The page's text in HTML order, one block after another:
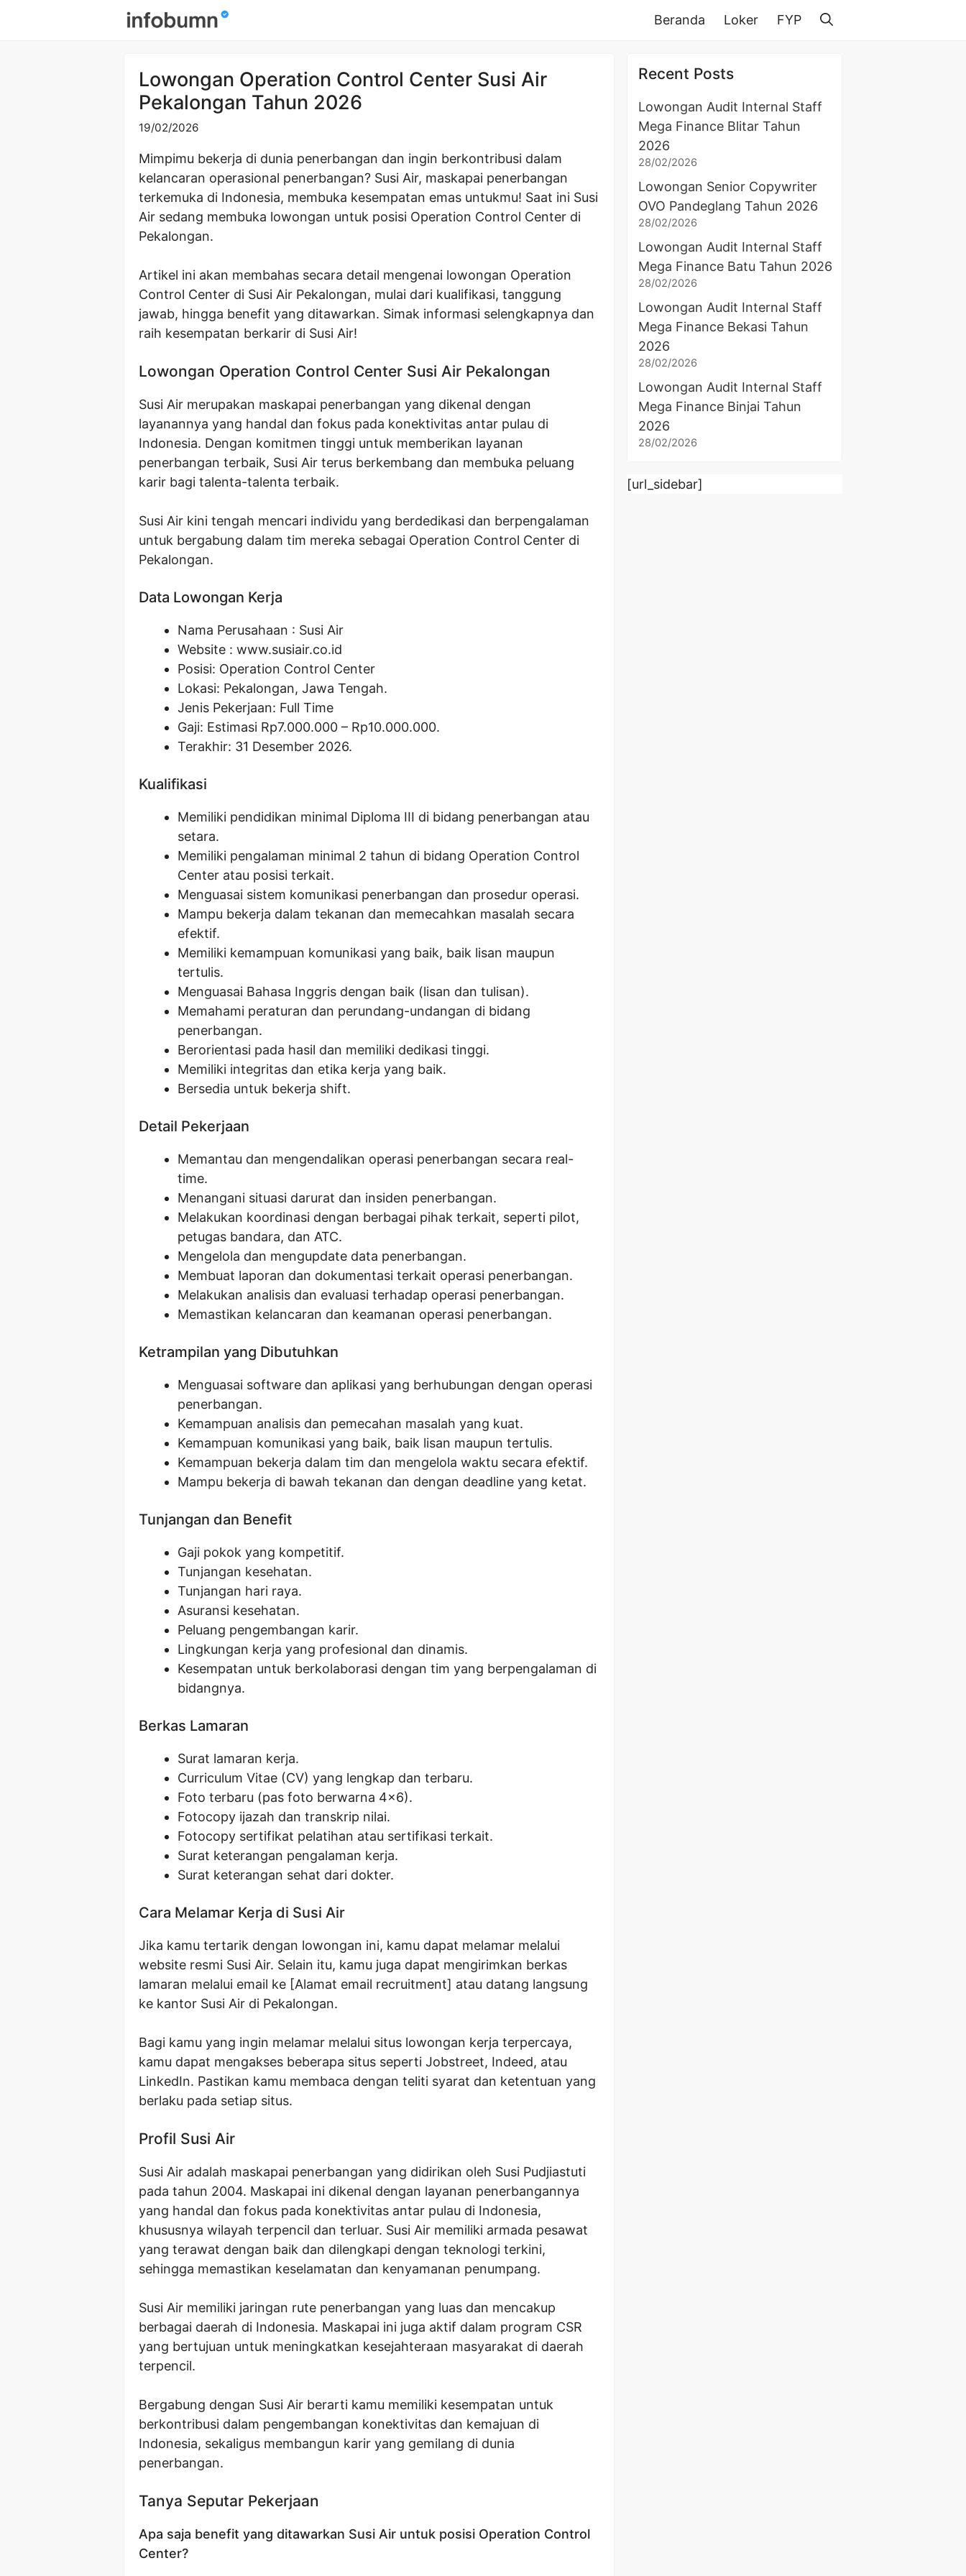
Beranda Loker FYP
Lowongan Operation Control Center Susi Air
Pekalongan Tahun 2026
19/02/2026
Mimpimu bekerja di dunia penerbangan dan ingin berkontribusi dalam
kelancaran operasional penerbangan? Susi Air, maskapai penerbangan
terkemuka di Indonesia, membuka kesempatan emas untukmu! Saat ini Susi
Air sedang membuka lowongan untuk posisi Operation Control Center di
Pekalongan.
Artikel ini akan membahas secara detail mengenai lowongan Operation
Control Center di Susi Air Pekalongan, mulai dari kualifikasi, tanggung
jawab, hingga benefit yang ditawarkan. Simak informasi selengkapnya dan
raih kesempatan berkarir di Susi Air!
Lowongan Operation Control Center Susi Air Pekalongan
Susi Air merupakan maskapai penerbangan yang dikenal dengan
layanannya yang handal dan fokus pada konektivitas antar pulau di
Indonesia. Dengan komitmen tinggi untuk memberikan layanan
penerbangan terbaik, Susi Air terus berkembang dan membuka peluang
karir bagi talenta-talenta terbaik.
Susi Air kini tengah mencari individu yang berdedikasi dan berpengalaman
untuk bergabung dalam tim mereka sebagai Operation Control Center di
Pekalongan.
Data Lowongan Kerja
Nama Perusahaan : Susi Air
Website : www.susiair.co.id
Posisi: Operation Control Center
Lokasi: Pekalongan, Jawa Tengah.
Jenis Pekerjaan: Full Time
Gaji: Estimasi Rp7.000.000 – Rp10.000.000.
Terakhir: 31 Desember 2026.
Kualifikasi
Memiliki pendidikan minimal Diploma III di bidang penerbangan atau
setara.
Memiliki pengalaman minimal 2 tahun di bidang Operation Control
Center atau posisi terkait.
Menguasai sistem komunikasi penerbangan dan prosedur operasi.
Mampu bekerja dalam tekanan dan memecahkan masalah secara
efektif.
Memiliki kemampuan komunikasi yang baik, baik lisan maupun
tertulis.
Menguasai Bahasa Inggris dengan baik (lisan dan tulisan).
Memahami peraturan dan perundang-undangan di bidang
penerbangan.
Berorientasi pada hasil dan memiliki dedikasi tinggi.
Memiliki integritas dan etika kerja yang baik.
Bersedia untuk bekerja shift.
Detail Pekerjaan
Memantau dan mengendalikan operasi penerbangan secara real-
time.
Menangani situasi darurat dan insiden penerbangan.
Melakukan koordinasi dengan berbagai pihak terkait, seperti pilot,
petugas bandara, dan ATC.
Mengelola dan mengupdate data penerbangan.
Membuat laporan dan dokumentasi terkait operasi penerbangan.
Melakukan analisis dan evaluasi terhadap operasi penerbangan.
Memastikan kelancaran dan keamanan operasi penerbangan.
Ketrampilan yang Dibutuhkan
Menguasai software dan aplikasi yang berhubungan dengan operasi
penerbangan.
Kemampuan analisis dan pemecahan masalah yang kuat.
Kemampuan komunikasi yang baik, baik lisan maupun tertulis.
Kemampuan bekerja dalam tim dan mengelola waktu secara efektif.
Mampu bekerja di bawah tekanan dan dengan deadline yang ketat.
Tunjangan dan Benefit
Gaji pokok yang kompetitif.
Tunjangan kesehatan.
Tunjangan hari raya.
Asuransi kesehatan.
Peluang pengembangan karir.
Lingkungan kerja yang profesional dan dinamis.
Kesempatan untuk berkolaborasi dengan tim yang berpengalaman di
bidangnya.
Berkas Lamaran
Surat lamaran kerja.
Curriculum Vitae (CV) yang lengkap dan terbaru.
Foto terbaru (pas foto berwarna 4×6).
Fotocopy ijazah dan transkrip nilai.
Fotocopy sertifikat pelatihan atau sertifikasi terkait.
Surat keterangan pengalaman kerja.
Surat keterangan sehat dari dokter.
Cara Melamar Kerja di Susi Air
Jika kamu tertarik dengan lowongan ini, kamu dapat melamar melalui
website resmi Susi Air. Selain itu, kamu juga dapat mengirimkan berkas
lamaran melalui email ke [Alamat email recruitment] atau datang langsung
ke kantor Susi Air di Pekalongan.
Bagi kamu yang ingin melamar melalui situs lowongan kerja terpercaya,
kamu dapat mengakses beberapa situs seperti Jobstreet, Indeed, atau
LinkedIn. Pastikan kamu membaca dengan teliti syarat dan ketentuan yang
berlaku pada setiap situs.
Profil Susi Air
Susi Air adalah maskapai penerbangan yang didirikan oleh Susi Pudjiastuti
pada tahun 2004. Maskapai ini dikenal dengan layanan penerbangannya
yang handal dan fokus pada konektivitas antar pulau di Indonesia,
khususnya wilayah terpencil dan terluar. Susi Air memiliki armada pesawat
yang terawat dengan baik dan dilengkapi dengan teknologi terkini,
sehingga memastikan keselamatan dan kenyamanan penumpang.
Susi Air memiliki jaringan rute penerbangan yang luas dan mencakup
berbagai daerah di Indonesia. Maskapai ini juga aktif dalam program CSR
yang bertujuan untuk meningkatkan kesejahteraan masyarakat di daerah
terpencil.
Bergabung dengan Susi Air berarti kamu memiliki kesempatan untuk
berkontribusi dalam pengembangan konektivitas dan kemajuan di
Indonesia, sekaligus membangun karir yang gemilang di dunia
penerbangan.
Tanya Seputar Pekerjaan
Apa saja benefit yang ditawarkan Susi Air untuk posisi Operation Control
Center?
Recent Posts
Lowongan Audit Internal Staff
Mega Finance Blitar Tahun
2026
28/02/2026
Lowongan Senior Copywriter
OVO Pandeglang Tahun 2026
28/02/2026
Lowongan Audit Internal Staff
Mega Finance Batu Tahun 2026
28/02/2026
Lowongan Audit Internal Staff
Mega Finance Bekasi Tahun
2026
28/02/2026
Lowongan Audit Internal Staff
Mega Finance Binjai Tahun
2026
28/02/2026
[url_sidebar]